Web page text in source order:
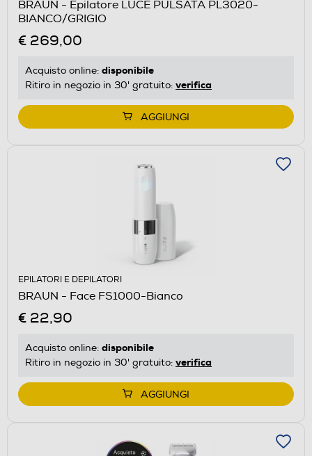
BRAUN - Epilatore LUCE PULSATA PL3020-
BIANCO/GRIGIO
€ 269,00
Acquisto online: disponibile
Ritiro in negozio in 30' gratuito: verifica
AGGIUNGI
EPILATORI E DEPILATORI
BRAUN - Face FS1000-Bianco
€ 22,90
Acquisto online: disponibile
Ritiro in negozio in 30' gratuito: verifica
AGGIUNGI